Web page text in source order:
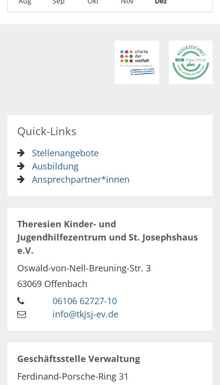
Quick-Links
Stellenangebote
Ausbildung
Ansprechpartner*innen
Theresien Kinder- und
Jugendhilfezentrum und St. Josephshaus
e.V.
Oswald-von-Nell-Breuning-Str. 3
63069 Offenbach
06106 62727-10
info@tkjsj-ev.de
Geschäftsstelle Verwaltung
Ferdinand-Porsche-Ring 31